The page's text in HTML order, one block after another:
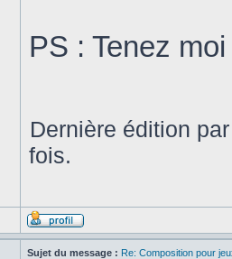
PS : Tenez
Dernière édition
fois.
Sujet du message : Re: Composition pour